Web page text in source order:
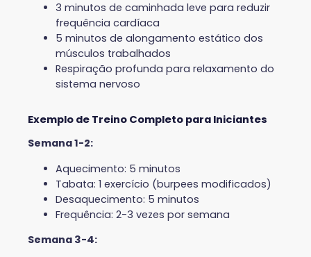
3 minutos de caminhada leve para reduzir
frequência cardíaca
5 minutos de alongamento estático dos
músculos trabalhados
Respiração profunda para relaxamento do
sistema nervoso
Exemplo de Treino Completo para Iniciantes
Semana 1-2:
Aquecimento: 5 minutos
Tabata: 1 exercício (burpees modificados)
Desaquecimento: 5 minutos
Frequência: 2-3 vezes por semana
Semana 3-4: